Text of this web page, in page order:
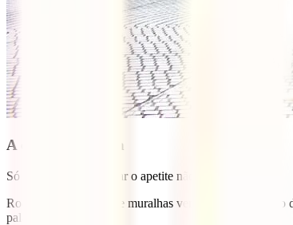
A cidade Proibida
Só o nome já faz aguçar o apetite não é?
Rodeada por 3,5 km de muralhas vermelhas no
palaciano do Mundo!